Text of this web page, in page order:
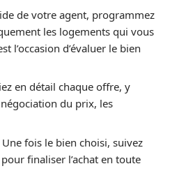
de votre agent, programmez
les logements qui vous
l’occasion d’évaluer le bien
en détail chaque offre, y
du prix, les
Une fois le bien choisi, suivez
finaliser l’achat en toute